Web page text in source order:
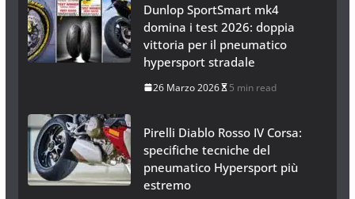
Dunlop SportSmart mk4
domina i test 2026: doppia
vittoria per il pneumatico
hypersport stradale
26 Marzo 2026 5 min read
Pirelli Diablo Rosso IV Corsa:
specifiche tecniche del
pneumatico Hypersport più
estremo